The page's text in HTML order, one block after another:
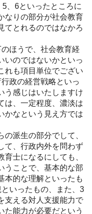
、6といったところに
なりの部分が社会教育
てとれるのではなかろ
ほうで、社会教育経
いのではないかといっ
れも項目単位でござい
政の経営戦略といっ
う感じはいたしますけ
は、一定程度、濃淡は
かなという見え方では
派生の部分でして、
て、行政内外を問わず
士になるにしても、
うことで、基本的な部
本的な理解といったも
いったもの、また、3
支える対人支援能力で
た能力が必要だという